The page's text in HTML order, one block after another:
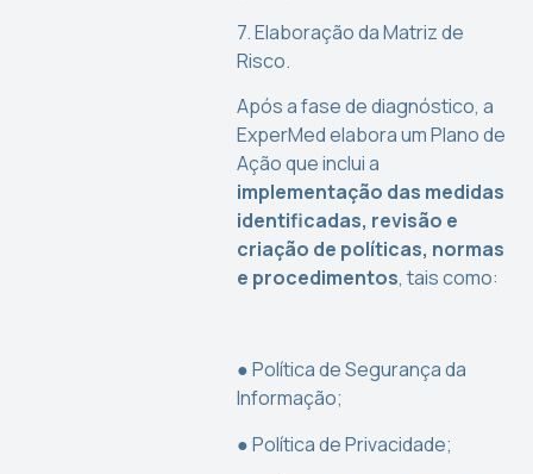
7. Elaboração da Matriz de
Risco.
Após a fase de diagnóstico, a
ExperMed elabora um Plano de
Ação que inclui a
implementação das medidas
identificadas, revisão e
criação de políticas, normas
e procedimentos, tais como:
● Política de Segurança da
Informação;
● Política de Privacidade;